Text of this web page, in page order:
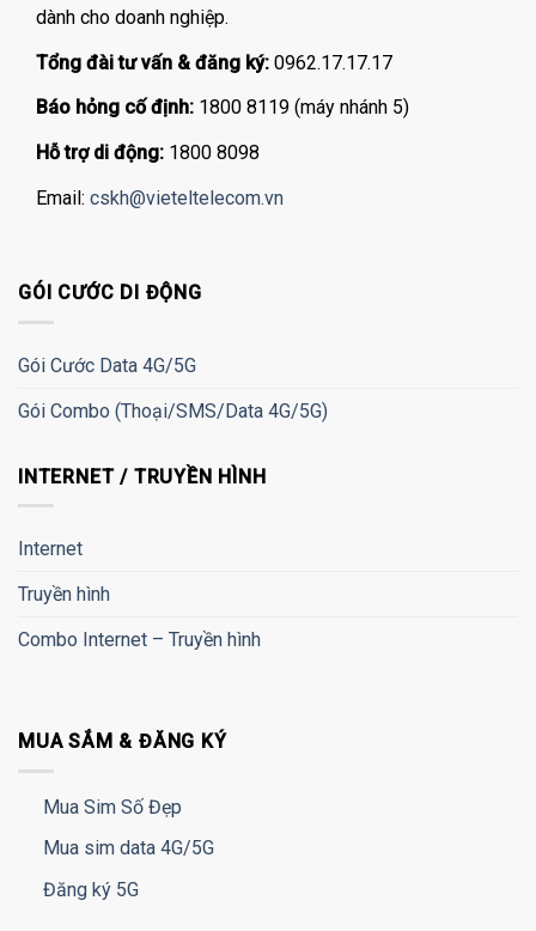
dành cho doanh nghiệp.
Tổng đài tư vấn & đăng ký: 0962.17.17.17
Báo hỏng cố định: 1800 8119 (máy nhánh 5)
Hỗ trợ di động: 1800 8098
Email: cskh@vieteltelecom.vn
GÓI CƯỚC DI ĐỘNG
Gói Cước Data 4G/5G
Gói Combo (Thoại/SMS/Data 4G/5G)
INTERNET / TRUYỀN HÌNH
Internet
Truyền hình
Combo Internet – Truyền hình
MUA SẮM & ĐĂNG KÝ
Mua Sim Số Đẹp
Mua sim data 4G/5G
Đăng ký 5G